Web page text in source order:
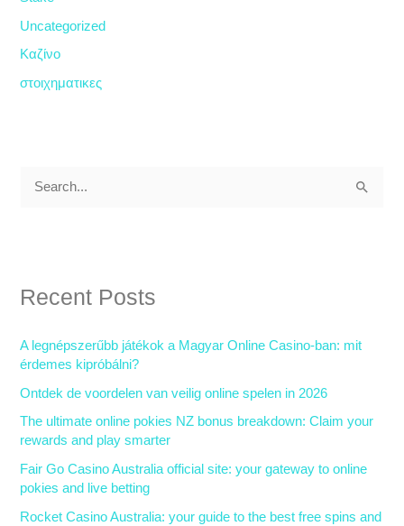
Uncategorized
Καζίνο
στοιχηματικες
c
f
o
r
:
Recent Posts
A legnépszerűbb játékok a Magyar Online Casino-ban: mit
érdemes kipróbálni?
Ontdek de voordelen van veilig online spelen in 2026
The ultimate online pokies NZ bonus breakdown: Claim your
rewards and play smarter
Fair Go Casino Australia official site: your gateway to online
pokies and live betting
Rocket Casino Australia: your guide to the best free spins and